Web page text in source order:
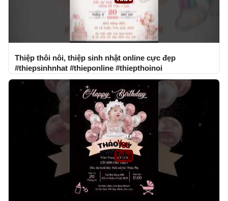
Thiệp thôi nôi, thiệp sinh nhật online cực đẹp
#thiepsinhnhat #thieponline #thiepthoinoi